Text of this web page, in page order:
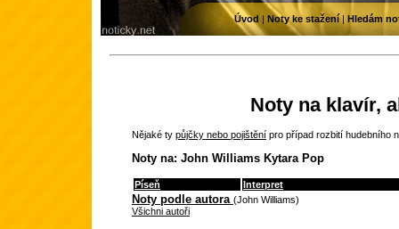
Noty na klavír,
Nějaké ty půjčky nebo pojištění pro případ rozbití hudebního
Noty na: John Williams Kytara Pop
Píseň Interpret
Noty podle autora (John Williams)
Všichni autoři
Úvod | Noty ke stažení| Hledám